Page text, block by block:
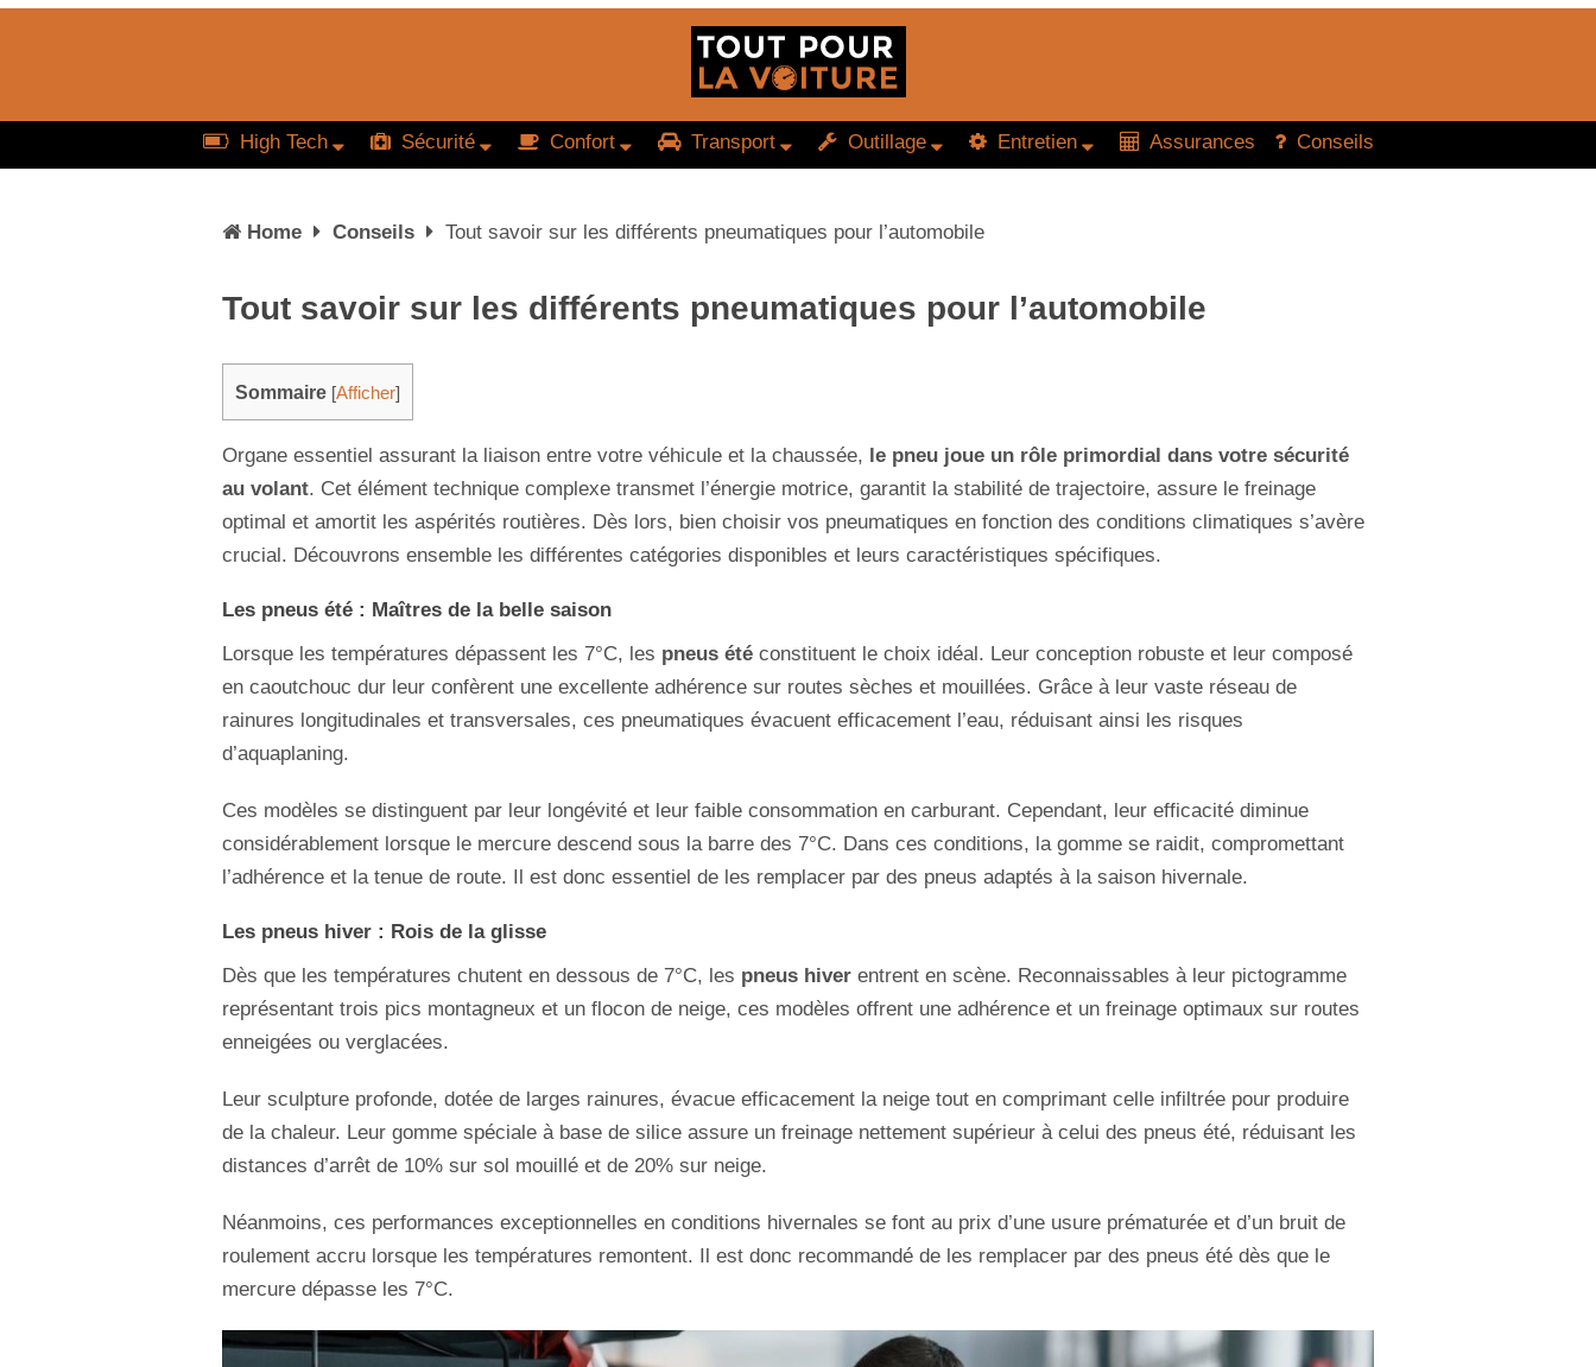
High Tech Sécurité Confort Transport Outillage Entretien Assurances Conseils
Home Conseils Tout savoir sur les différents pneumatiques pour l’automobile
Tout savoir sur les différents pneumatiques pour l’automobile
Sommaire [Afficher]
Organe essentiel assurant la liaison entre votre véhicule et la chaussée, le pneu joue un rôle primordial dans votre sécurité
au volant. Cet élément technique complexe transmet l’énergie motrice, garantit la stabilité de trajectoire, assure le freinage
optimal et amortit les aspérités routières. Dès lors, bien choisir vos pneumatiques en fonction des conditions climatiques s’avère
crucial. Découvrons ensemble les différentes catégories disponibles et leurs caractéristiques spécifiques.
Les pneus été : Maîtres de la belle saison
Lorsque les températures dépassent les 7°C, les pneus été constituent le choix idéal. Leur conception robuste et leur composé
en caoutchouc dur leur confèrent une excellente adhérence sur routes sèches et mouillées. Grâce à leur vaste réseau de
rainures longitudinales et transversales, ces pneumatiques évacuent efficacement l’eau, réduisant ainsi les risques
d’aquaplaning.
Ces modèles se distinguent par leur longévité et leur faible consommation en carburant. Cependant, leur efficacité diminue
considérablement lorsque le mercure descend sous la barre des 7°C. Dans ces conditions, la gomme se raidit, compromettant
l’adhérence et la tenue de route. Il est donc essentiel de les remplacer par des pneus adaptés à la saison hivernale.
Les pneus hiver : Rois de la glisse
Dès que les températures chutent en dessous de 7°C, les pneus hiver entrent en scène. Reconnaissables à leur pictogramme
représentant trois pics montagneux et un flocon de neige, ces modèles offrent une adhérence et un freinage optimaux sur routes
enneigées ou verglacées.
Leur sculpture profonde, dotée de larges rainures, évacue efficacement la neige tout en comprimant celle infiltrée pour produire
de la chaleur. Leur gomme spéciale à base de silice assure un freinage nettement supérieur à celui des pneus été, réduisant les
distances d’arrêt de 10% sur sol mouillé et de 20% sur neige.
Néanmoins, ces performances exceptionnelles en conditions hivernales se font au prix d’une usure prématurée et d’un bruit de
roulement accru lorsque les températures remontent. Il est donc recommandé de les remplacer par des pneus été dès que le
mercure dépasse les 7°C.